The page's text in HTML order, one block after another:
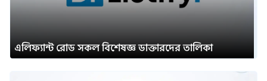
এলিফ্যান্ট রোড সকল বিশেষজ্ঞ ডাক্তারদের তালিকা